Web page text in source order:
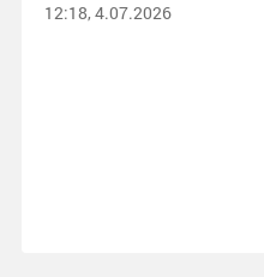
12:18, 4.07.2026